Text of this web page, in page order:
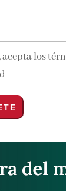
acepta los